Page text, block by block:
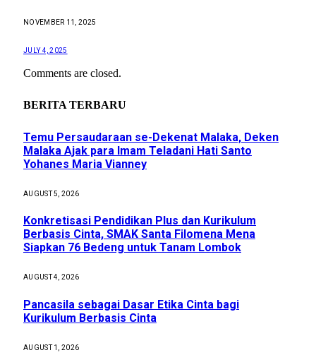
NOVEMBER 11, 2025
JULY 4, 2025
Comments are closed.
BERITA TERBARU
Temu Persaudaraan se-Dekenat Malaka, Deken
Malaka Ajak para Imam Teladani Hati Santo
Yohanes Maria Vianney
AUGUST 5, 2026
Konkretisasi Pendidikan Plus dan Kurikulum
Berbasis Cinta, SMAK Santa Filomena Mena
Siapkan 76 Bedeng untuk Tanam Lombok
AUGUST 4, 2026
Pancasila sebagai Dasar Etika Cinta bagi
Kurikulum Berbasis Cinta
AUGUST 1, 2026